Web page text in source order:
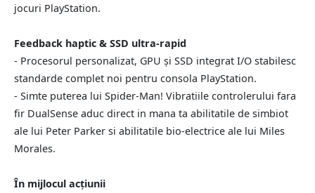
jocuri PlayStation.
Feedback haptic & SSD ultra-rapid
- Procesorul personalizat, GPU și SSD integrat I/O stabilesc
standarde complet noi pentru consola PlayStation.
- Simte puterea lui Spider-Man! Vibratiile controlerului fara
fir DualSense aduc direct in mana ta abilitatile de simbiot
ale lui Peter Parker si abilitatile bio-electrice ale lui Miles
Morales.
În mijlocul acțiunii